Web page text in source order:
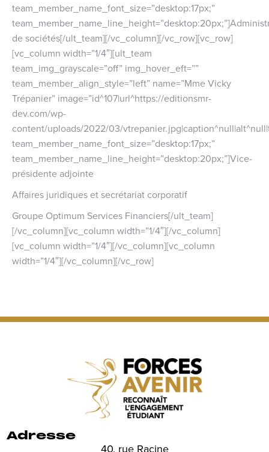
team_member_name_font_size=”desktop:17px;”
de sociétés[/ult_team][/vc_column][/vc_row][vc_row]
[vc_column width=”1/4″][ult_team
team_img_grayscale=”off” img_hover_eft=””
team_member_align_style=”left” name=”Mme Vicky
Trépanier” image=”id^107|url^https://editionsmr-
dev.com/wp-
content/uploads/2022/03/
team_member_name_font_size=”desktop:17px;”
team_member_name_line_height=”desktop:20px;”]Vice-
présidente adjointe
Affaires juridiques et secrétariat corporatif
Groupe Optimum Services Financiers[/ult_team]
[/vc_column][vc_column width=”1/4″][/vc_column]
[vc_column width=”1/4″][/vc_column][vc_column
width=”1/4″][/vc_column][/vc_row]
Adresse
40, rue Racine